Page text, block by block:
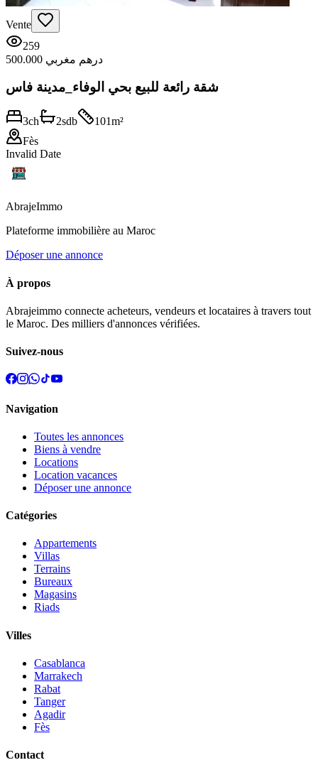
Vente
259
500.000 درهم مغربي
شقة رائعة للبيع بحي الوفاء_مدينة فاس
3ch 2sdb 101m²
Fès
Invalid Date
AbrajeImmo
Plateforme immobilière au Maroc
Déposer une annonce
À propos
Abrajeimmo connecte acheteurs, vendeurs et locataires à travers tout
le Maroc. Des milliers d'annonces vérifiées.
Suivez-nous
Navigation
Toutes les annonces
Biens à vendre
Locations
Location vacances
Déposer une annonce
Catégories
Appartements
Villas
Terrains
Bureaux
Magasins
Riads
Villes
Casablanca
Marrakech
Rabat
Tanger
Agadir
Fès
Contact